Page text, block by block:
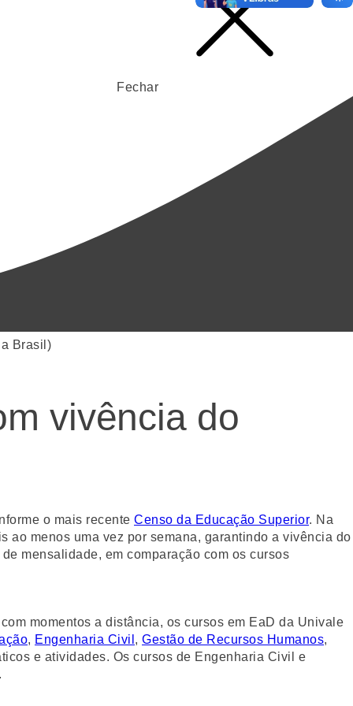
Fechar
vivência do
o mais recente Censo da Educação Superior. Na
menos uma vez por semana, garantindo a vivência do
mensalidade, em comparação com os cursos
momentos a distância, os cursos em EaD da Univale
, Engenharia Civil , Gestão de Recursos Humanos,
e atividades. Os cursos de Engenharia Civil e